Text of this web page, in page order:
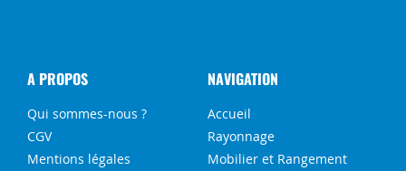
A PROPOS
Qui sommes-nous ?
CGV
Mentions légales
NAVIGATION
Accueil
Rayonnage
Mobilier et Rangement